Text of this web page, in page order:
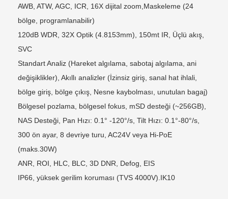
AWB, ATW, AGC, ICR, 16X dijital zoom,Maskeleme (24
bölge, programlanabilir)
120dB WDR, 32X Optik (4.8153mm), 150mt IR, Üçlü akış,
SVC
Standart Analiz (Hareket algılama, sabotaj algılama, ani
değişiklikler), Akıllı analizler (İzinsiz giriş, sanal hat ihlali,
bölge giriş, bölge çıkış, Nesne kaybolması, unutulan bagaj)
Bölgesel pozlama, bölgesel fokus, mSD desteği (~256GB),
NAS Desteği, Pan Hızı: 0.1° -120°/s, Tilt Hızı: 0.1°-80°/s,
300 ön ayar, 8 devriye turu, AC24V veya Hi-PoE
(maks.30W)
ANR, ROI, HLC, BLC, 3D DNR, Defog, EIS
IP66, yüksek gerilim koruması (TVS 4000V).IK10